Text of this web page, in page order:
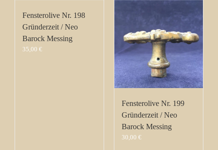
Fensterolive Nr. 198
Gründerzeit / Neo
Barock Messing
35,00 €
Fensterolive Nr. 199
Gründerzeit / Neo
Barock Messing
30,00 €